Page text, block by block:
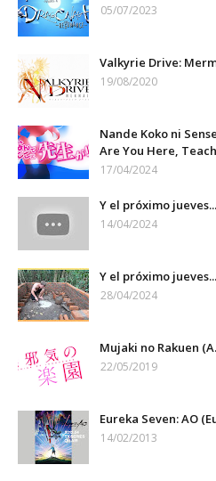
05/07/2023
Valkyrie Drive:
19/08/2020
Nande Koko ni
Are You Here,
17/04/2024
Y el próximo jueves...
14/04/2024
Y el próximo jueves...
28/04/2024
Mujaki no Rakuen
22/05/2019
Eureka Seven: AO
14/02/2013